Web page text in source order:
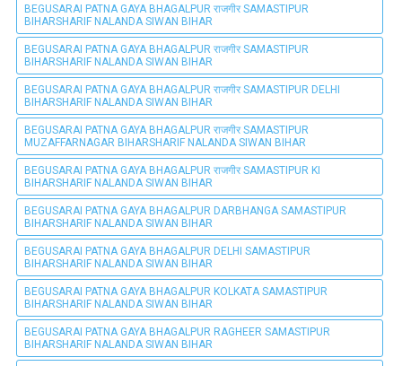
BEGUSARAI PATNA GAYA BHAGALPUR राजगीर SAMASTIPUR
BIHARSHARIF NALANDA SIWAN BIHAR
BEGUSARAI PATNA GAYA BHAGALPUR राजगीर SAMASTIPUR
BIHARSHARIF NALANDA SIWAN BIHAR
BEGUSARAI PATNA GAYA BHAGALPUR राजगीर SAMASTIPUR DELHI
BIHARSHARIF NALANDA SIWAN BIHAR
BEGUSARAI PATNA GAYA BHAGALPUR राजगीर SAMASTIPUR
MUZAFFARNAGAR BIHARSHARIF NALANDA SIWAN BIHAR
BEGUSARAI PATNA GAYA BHAGALPUR राजगीर SAMASTIPUR KI
BIHARSHARIF NALANDA SIWAN BIHAR
BEGUSARAI PATNA GAYA BHAGALPUR DARBHANGA SAMASTIPUR
BIHARSHARIF NALANDA SIWAN BIHAR
BEGUSARAI PATNA GAYA BHAGALPUR DELHI SAMASTIPUR
BIHARSHARIF NALANDA SIWAN BIHAR
BEGUSARAI PATNA GAYA BHAGALPUR KOLKATA SAMASTIPUR
BIHARSHARIF NALANDA SIWAN BIHAR
BEGUSARAI PATNA GAYA BHAGALPUR RAGHEER SAMASTIPUR
BIHARSHARIF NALANDA SIWAN BIHAR